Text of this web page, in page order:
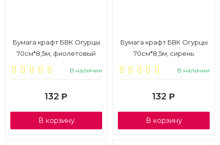
Бумага крафт БВК Огурцы
70см*8,5м, фиолетовый
В наличии
132 Р
В корзину
Бумага крафт БВК Огурцы
70см*8,5м, сирень
В наличии
132 Р
В корзину